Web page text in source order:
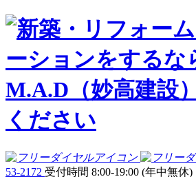
53-2172 受付時間 8:00-19:00 (年中無休)